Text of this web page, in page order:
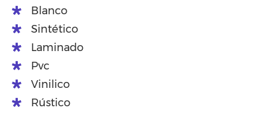
Blanco
Sintético
Laminado
Pvc
Vinilico
Rústico